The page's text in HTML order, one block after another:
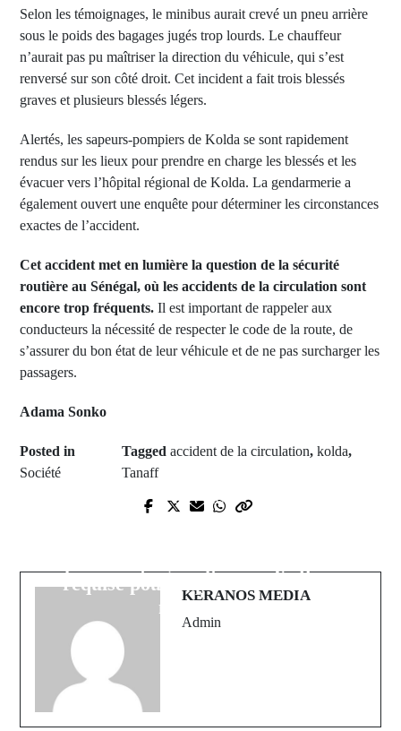
Selon les témoignages, le minibus aurait crevé un pneu arrière
sous le poids des bagages jugés trop lourds. Le chauffeur
n’aurait pas pu maîtriser la direction du véhicule, qui s’est
renversé sur son côté droit. Cet incident a fait trois blessés
graves et plusieurs blessés légers.
Alertés, les sapeurs-pompiers de Kolda se sont rapidement
rendus sur les lieux pour prendre en charge les blessés et les
évacuer vers l’hôpital régional de Kolda. La gendarmerie a
également ouvert une enquête pour déterminer les circonstances
exactes de l’accident.
Cet accident met en lumière la question de la sécurité
routière au Sénégal, où les accidents de la circulation sont
encore trop fréquents. Il est important de rappeler aux
conducteurs la nécessité de respecter le code de la route, de
s’assurer du bon état de leur véhicule et de ne pas surcharger les
passagers.
Adama Sonko
Posted in
Société
Tagged accident de la circulation, kolda,
Tanaff
Prev Post
éleveurs et agriculteurs à Kaffrine
Thierno Bocoum : « Ousmane
requise pour le poste de Premier
ministre »
KERANOS MEDIA
Admin